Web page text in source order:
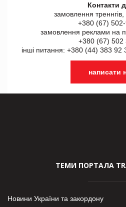
Контакти
замовлення
+380 (67) 502-
замовлення реклами на
+380 (67) 502
інші питання: +380 (44) 383
написати
ТЕМИ ПОРТАЛА
Новини України та закордону